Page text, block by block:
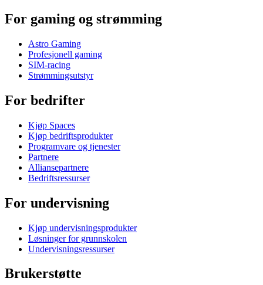
For gaming og strømming
Astro Gaming
Profesjonell gaming
SIM-racing
Strømmingsutstyr
For bedrifter
Kjøp Spaces
Kjøp bedriftsprodukter
Programvare og tjenester
Partnere
Alliansepartnere
Bedriftsressurser
For undervisning
Kjøp undervisningsprodukter
Løsninger for grunnskolen
Undervisningsressurser
Brukerstøtte